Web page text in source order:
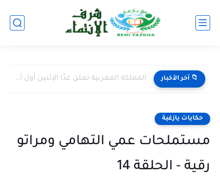
📁 آخر الأخبار المملكة المغربية تعلن غدًا الإثنين أول أيام عيد الفطر المبارك
حكايات يازغية
مستملحات عمي التهامي ومراتو
رقية - الحلقة 14